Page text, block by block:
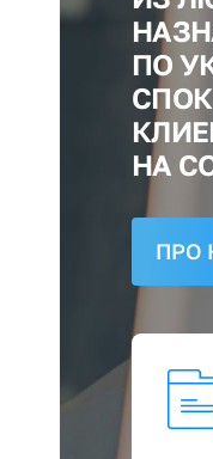
ПО
НА
ПРО